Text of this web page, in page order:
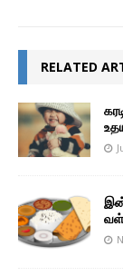
RELATED